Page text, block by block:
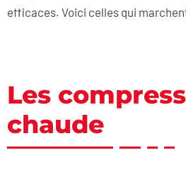
efficaces. Voici celles qui
Les
chaude